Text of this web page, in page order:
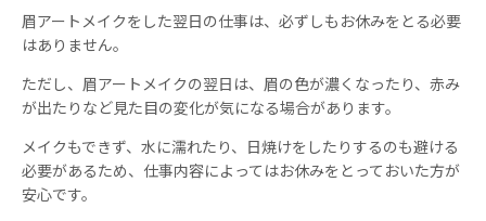
眉アートメイクをした翌日の仕事は、必ずしもお休みをとる必要
はありません。
ただし、眉アートメイクの翌日は、眉の色が濃くなったり、赤み
が出たりなど見た目の変化が気になる場合があります。
メイクもできず、水に濡れたり、日焼けをしたりするのも避ける
必要があるため、仕事内容によってはお休みをとっておいた方が
安心です。